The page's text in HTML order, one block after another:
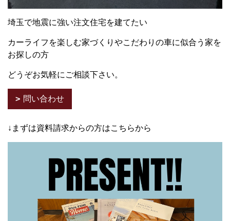
埼玉で地震に強い注文住宅を建てたい
カーライフを楽しむ家づくりやこだわりの車に似合う家を
お探しの方
どうぞお気軽にご相談下さい。
問い合わせ
↓まずは資料請求からの方はこちらから